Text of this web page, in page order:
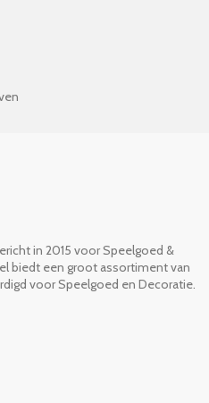
in 2015 voor Speelgoed &
biedt een groot assortiment van
voor Speelgoed en Decoratie.